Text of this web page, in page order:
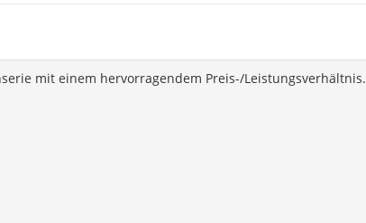
mit einem hervorragendem Preis-/Leistungsverhältnis.